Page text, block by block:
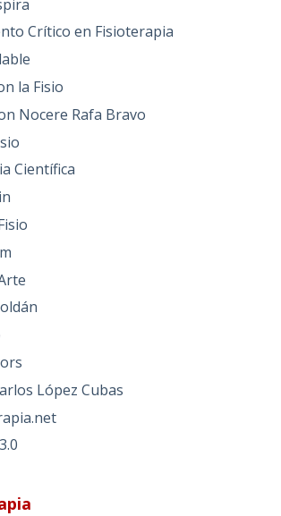
Crítico en Fisioterapia
la Fisio
Nocere Rafa Bravo
Científica
López Cubas